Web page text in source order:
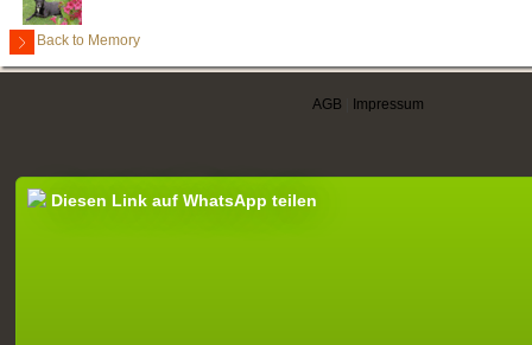
Back to Memory
AGB Impressum
Diesen Link auf WhatsApp teilen